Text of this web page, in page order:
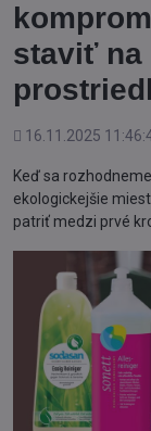
staviť na
Pridané
16.11.2025
Keď sa
ekologickejšie
patriť medzi prvé